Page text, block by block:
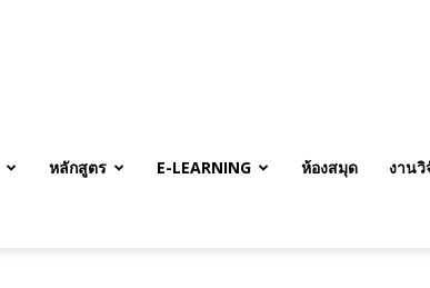
หลักสูตร E-LEARNING ห้องสมุด งานวิ